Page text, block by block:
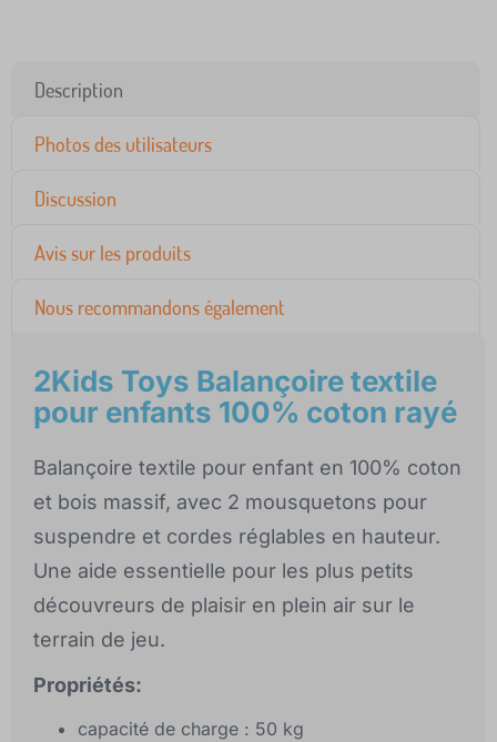
Description
Photos des utilisateurs
Discussion
Avis sur les produits
Nous recommandons également
2Kids Toys Balançoire textile
pour enfants 100% coton rayé
Balançoire textile pour enfant en 100% coton
et bois massif, avec 2 mousquetons pour
suspendre et cordes réglables en hauteur.
Une aide essentielle pour les plus petits
découvreurs de plaisir en plein air sur le
terrain de jeu.
Propriétés:
capacité de charge : 50 kg